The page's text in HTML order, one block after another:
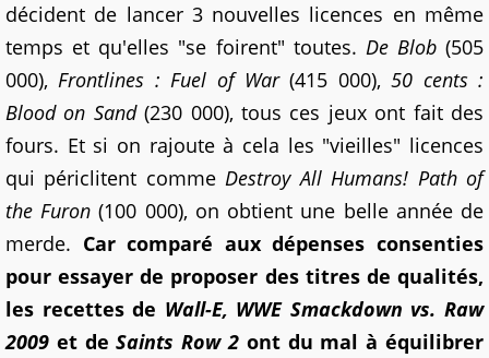
décident de lancer 3 nouvelles licences en même
temps et qu'elles "se foirent" toutes. De Blob(505
000),Frontlines : Fuel of War(415 000),50 cents :
Blood on Sand(230 000), tous ces jeux ont fait des
fours. Et si on rajoute à cela les "vieilles" licences
qui périclitent commeDestroy All Humans! Path of
the Furon (100 000), on obtient une belle année de
merde. Car comparé aux dépenses consenties
pour essayer de proposer des titres de qualités,
les recettes de Wall-E, WWE Smackdown vs. Raw
2009 et deSaints Row 2 ont du mal à équilibrer